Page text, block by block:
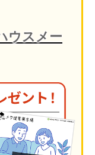
ウスメー